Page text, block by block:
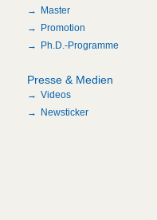
Master
Promotion
Ph.D.-Programme
Presse & Medien
Videos
Newsticker